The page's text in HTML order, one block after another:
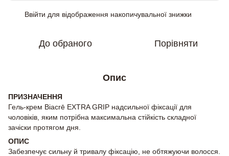
Ввійти для відображення накопичувальної знижки
До обраного Порівняти
Опис
ПРИЗНАЧЕННЯ
Гель-крем Biacrē EXTRA GRIP надсильної фіксації для
чоловіків, яким потрібна максимальна стійкість складної
зачіски протягом дня.
ОПИС
Забезпечує сильну й тривалу фіксацію, не обтяжуючи волосся.